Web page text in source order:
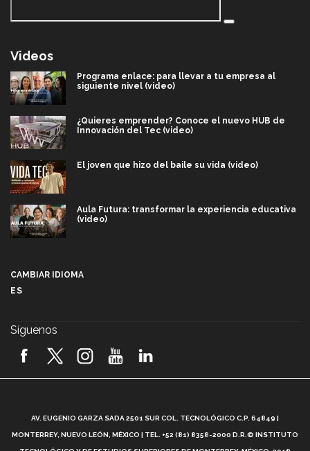
Videos
Programa enlace: para llevar a tu empresa al
siguiente nivel (video)
¿Quieres emprender? Conoce el nuevo HUB de
Innovación del Tec (video)
El joven que hizo del baile su vida (video)
Aula Futura: transformar la experiencia educativa
(video)
2026! (video)
¿Cómo es el Modelo Educativo Tec? (video)
CAMBIAR IDIOMA
ES
Síguenos
AV. EUGENIO GARZA SADA 2501 SUR COL. TECNOLÓGICO C.P. 64849 |
MONTERREY, NUEVO LEÓN, MÉXICO | TEL. +52 (81) 8358-2000 D.R.© INSTITUTO